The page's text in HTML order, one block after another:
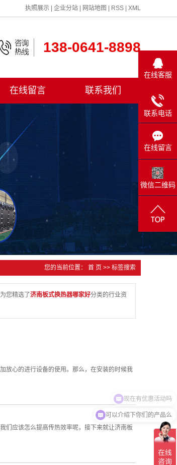
执照展示 企业分站 网站地图 RSS XML
138-0641-8898
在线留言 联系我们
您的当前位置： 首 页 >> 标签搜索
您精选了济南板式换热器哪家好分类的行业资
放心的进行设备的使用。那么，在安装的时候我
们应该怎么提高传热效率呢，接下来就让济南板
在线客服
联系电话
在线留言
微信二维码
可以介绍下你们的产品么